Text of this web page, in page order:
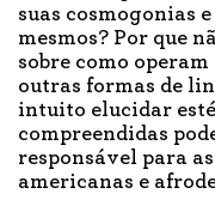
suas cosmogonias
mesmos? Por que
sobre como
outras formas de
intuito elucidar
compreendidas
responsável para
americanas e